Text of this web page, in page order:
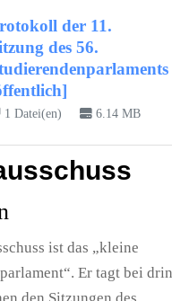
der 11.
des 56.
1 Datei(en) 6.14 MB
ist das „kleine
Er tagt bei